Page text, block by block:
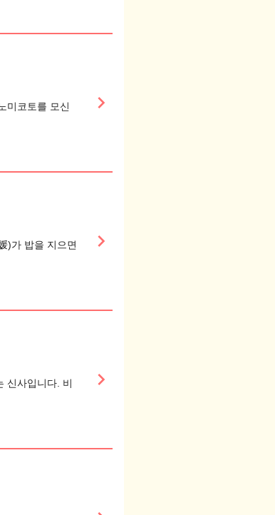
미코토를 모신
keyboard_arrow_right
)가 밥을 지으면
keyboard_arrow_right
신사입니다. 비
keyboard_arrow_right